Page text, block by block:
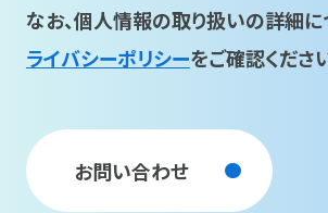
なお、個人情報の取り扱いの詳細に
ライバシーポリシーをご確認くださ
お問い合わせ